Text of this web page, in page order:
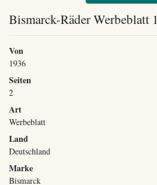
Bismarck-Räder Werbeblatt
Von
1936
Seiten
2
Art
Werbeblatt
Land
Deutschland
Marke
Bismarck